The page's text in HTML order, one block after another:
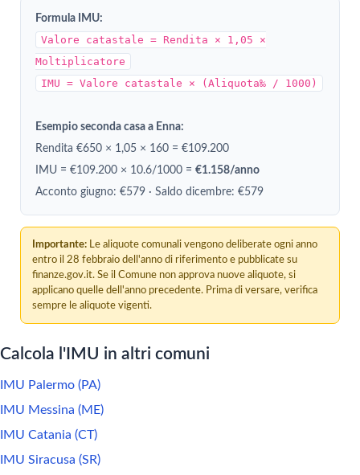
Formula IMU:
Valore catastale = Rendita × 1,05 ×
Moltiplicatore
IMU = Valore catastale × (Aliquota‰ / 1000)
Esempio seconda casa a Enna:
Rendita €650 × 1,05 × 160 = €109.200
IMU = €109.200 × 10.6/1000 = €1.158/anno
Acconto giugno: €579 · Saldo dicembre: €579
Importante: Le aliquote comunali vengono deliberate ogni anno
entro il 28 febbraio dell'anno di riferimento e pubblicate su
finanze.gov.it. Se il Comune non approva nuove aliquote, si
applicano quelle dell'anno precedente. Prima di versare, verifica
sempre le aliquote vigenti.
Calcola l'IMU in altri comuni
IMU Palermo (PA)
IMU Messina (ME)
IMU Catania (CT)
IMU Siracusa (SR)